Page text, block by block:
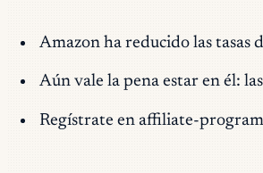
Amazon ha reducido las tasas
Aún vale la pena estar en él:
Regístrate en affiliate-